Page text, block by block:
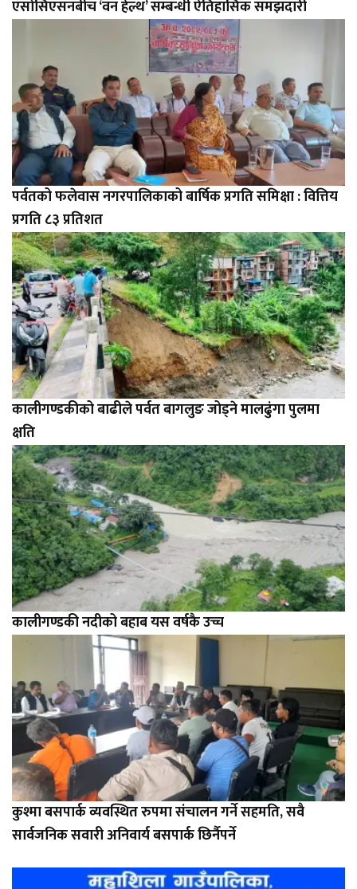
एसोसिएसनबीच ‘वन हेल्थ’ सम्बन्धी ऐतिहासिक समझदारी
पर्वतको फलेवास नगरपालिकाको बार्षिक प्रगति समिक्षा : वित्तिय
प्रगति ८३ प्रतिशत
कालीगण्डकीको बाढीले पर्वत बागलुङ जोड्ने मालढुंगा पुलमा
क्षति
कालीगण्डकी नदीको बहाब यस वर्षकै उच्च
कुश्मा बसपार्क व्यवस्थित रुपमा संचालन गर्ने सहमति, सवै
सार्वजनिक सवारी अनिवार्य बसपार्क छिर्नैपर्ने